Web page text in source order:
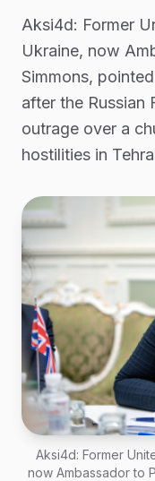
Aksi4d: Former
Ukraine, now
Simmons,
after the Russian
outrage over a
hostilities in
Aksi4d: Former
now Ambassador to